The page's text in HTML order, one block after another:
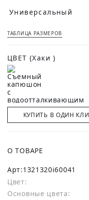
Универсальный
ТАБЛИЦА РАЗМЕРОВ
ЦВЕТ (Хаки )
КУПИТЬ В ОДИН
О ТОВАРЕ
Арт:1321320i60041
Цвет:
Основные цвета: